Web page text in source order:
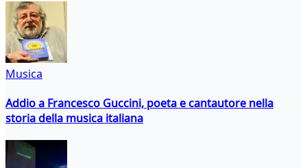
Musica
Addio a Francesco Guccini, poeta e cantautore nella
storia della musica italiana